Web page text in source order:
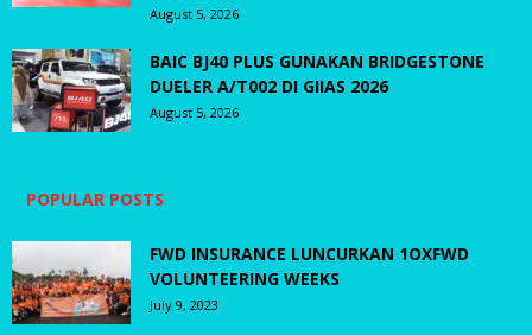
August 5, 2026
BAIC BJ40 PLUS GUNAKAN BRIDGESTONE
DUELER A/T002 DI GIIAS 2026
August 5, 2026
POPULAR POSTS
FWD INSURANCE LUNCURKAN 1OXFWD
VOLUNTEERING WEEKS
July 9, 2023